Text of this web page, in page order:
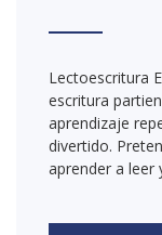
Lectoescritura
escritura
aprendizaje
divertido.
aprender a leer